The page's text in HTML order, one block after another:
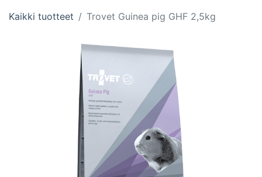
Kaikki tuotteet Trovet Guinea pig GHF 2,5kg